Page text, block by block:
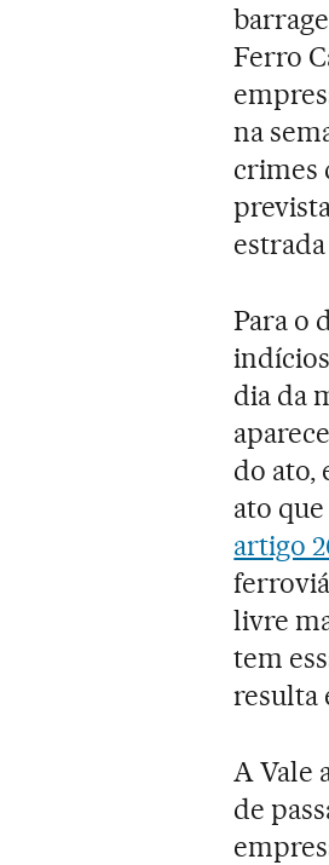
Ferro
na
crimes
Para o
dia da
do ato,
ato
artigo
livre
tem
resulta
A Vale
de